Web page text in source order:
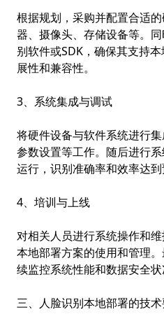
根据规划，采购并配置合适
器、摄像头、存储设备等。
别软件或SDK，确保其支持
展性和兼容性。
3、系统集成与调试
将硬件设备与软件系统进行集
参数设置等工作。随后进行
运行，识别准确率和效率达到
4、培训与上线
对相关人员进行系统操作和
本地部署方案的使用和管理
续监控系统性能和数据安全状
三、人脸识别本地部署的技